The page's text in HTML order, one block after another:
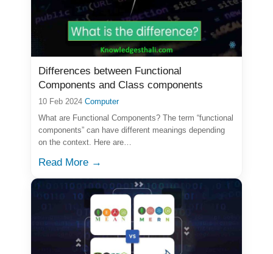
Differences between Functional
Components and Class components
10 Feb 2024 Computer
What are Functional Components? The term “functional
components” can have different meanings depending
on the context. Here are…
Read More →